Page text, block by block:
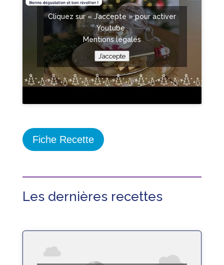
Cliquez sur « J’accepte » pour activer
Youtube
Mentions légales
J’accepte
Fiche Recette
Les dernières recettes